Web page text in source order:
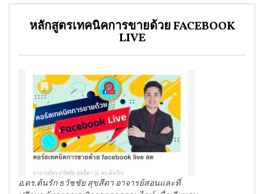
หลักสูตรเทคนิคการขายด้วย FACEBOOK
LIVE
อ.ดร.ต้นรัก ธวัชชัย สุขสีดา อาจารย์สอนและที่